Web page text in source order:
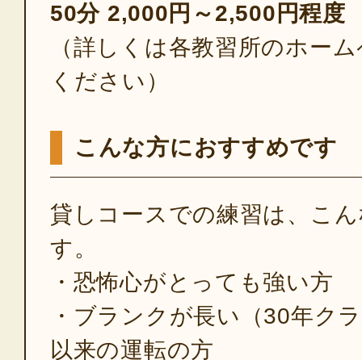
50分 2,000円～2,500円程度
（詳しくは各教習所のホー
ください）
こんな方におすすめです
貸しコースでの練習は、こ
す。
・恐怖心がとっても強い方
・ブランクが長い（30年ク
以来の運転の方